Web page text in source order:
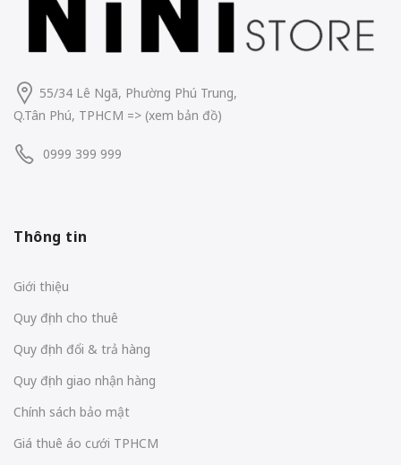
55/34 Lê Ngã, Phường Phú Trung,
Q.Tân Phú, TPHCM => (xem bản đồ)
0999 399 999
Thông tin
Giới thiệu
Quy định cho thuê
Quy định đổi & trả hàng
Quy định giao nhận hàng
Chính sách bảo mật
Giá thuê áo cưới TPHCM